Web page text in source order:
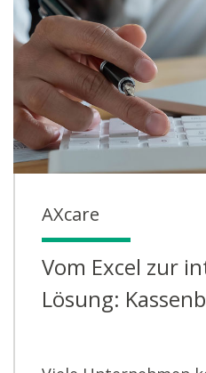
AXcare
Vom Excel zur
Lösung: